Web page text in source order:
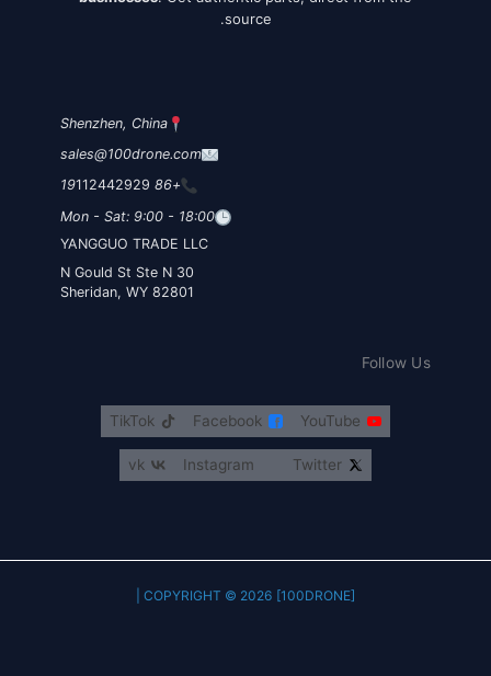
source.
Shenzhen, China
sales@100drone.com
+86 19
112442929
Mon - Sat: 9:00 - 18:00
YANGGUO TRADE LLC
30 N Gould St Ste N
Sheridan, WY 82801
Follow Us
YouTube
Facebook
TikTok
Twitter
Instagram
vk
COPYRIGHT © 2026 [100DRONE] |